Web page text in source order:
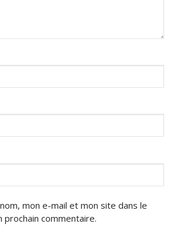
mon e-mail et mon site dans le
commentaire.